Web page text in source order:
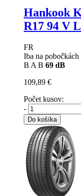
Hankook
R17 94 V
FR
Iba na pobočkách
B A B 69 dB
109,89 €
Počet kusov:
-
Do košíka